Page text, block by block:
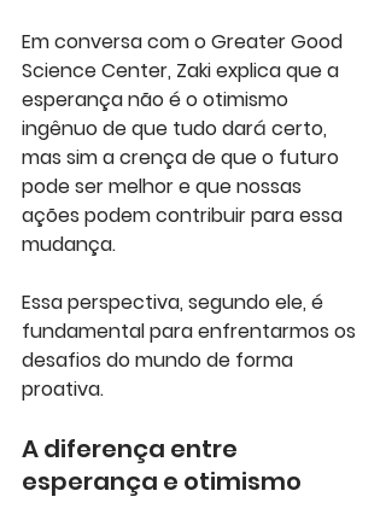
Em conversa com o Greater Good
Science Center, Zaki explica que a
esperança não é o otimismo
ingênuo de que tudo dará certo,
mas sim a crença de que o futuro
pode ser melhor e que nossas
ações podem contribuir para essa
mudança.
Essa perspectiva, segundo ele, é
fundamental para enfrentarmos os
desafios do mundo de forma
proativa.
A diferença entre
esperança e otimismo